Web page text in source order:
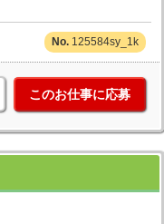
125584sy_1k
このお仕事に応募